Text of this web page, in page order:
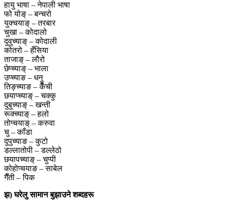
हायु भाषा – नेपाली भाषा
फो योङ् – बन्चरो
युक्चयाङ् – तरबार
चुखा – कोदालो
दुवुच्याङ् – कोदाली
कोतरो – हँसिया
ताजाङ् – लौरो
छेप्च्याङ् – भाला
उप्च्याङ – धनु
तिङ्च्याङ – कैँची
छयाप्च्याङ् – चक्कु
दुबुच्याङ् – खन्ती
रूक्च्याङ् – हलो
तोप्चयाङ् – करुवा
चु – काँडा
दुपुच्याङ – कुटो
डल्लातोपी – डल्लेठो
छयापच्याङ् – चुप्पी
कोहोप्चयाङ – साबेल
गैँती – पिक
झ) घरेलु सामान बुझाउने शब्दहरू